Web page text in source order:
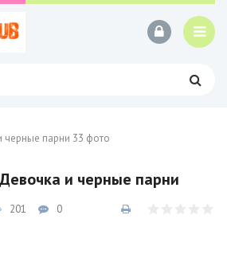
черные парни 33 фото
и черные парни
201 0